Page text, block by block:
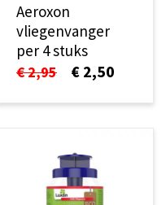
Aeroxon
vliegenvanger
per 4 stuks
€ 2,95 € 2,50